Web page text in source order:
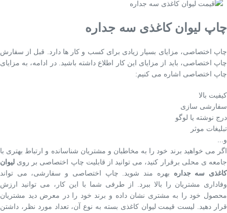
چاپ لیوان کاغذی سه جداره
چاپ اختصاصی، مزایای بسیار زیادی برای کسب و کار ها دارد. قبل از سفارش
چاپ اختصاصی، باید از مزایای این کار اطلاع داشته باشید. در ادامه، به مزایای
چاپ اختصاصی اشاره می کنیم:
کیفیت بالا
سفارشی سازی
درج نوشته یا لوگو
تبلیغات موثر
و...
اگر می خواهید برند خود را به مخاطبان و مشتریان شناسانده و ارتباط بهتری با
جامعه ی محلی برقرار کنید، می توانید از قابلیت چاپ اختصاصی بر روی لیوان
کاغذی سه جداره بهره مند شوید. چاپ اختصاصی و سفارشی، می تواند
وفاداری مشتریان را بالا ببرد. از طرفی شما با این کار، می توانید ارزش
محصول خود را به مشتری نشان داده و برند خود را در معرض دید مشتریان
قرار دهید. لیست قیمت لیوان کاغذی بسته به نوع آن، تعداد مورد نظر، داشتن